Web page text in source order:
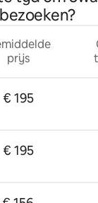
bezoeken?
prijs
€ 195
€ 195